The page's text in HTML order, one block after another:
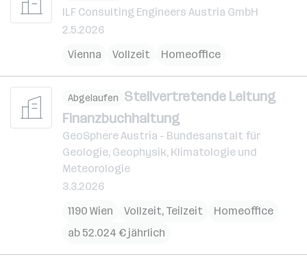
ILF Consulting Engineers Austria GmbH
2.5.2026
Vienna
Vollzeit Homeoffice
Abgelaufen Stellvertretende Leitung
Finanzbuchhaltung
GeoSphere Austria - Bundesanstalt für
Geologie, Geophysik, Klimatologie und
Meteorologie
3.3.2026
1190 Wien
Vollzeit, Teilzeit
Homeoffice
ab 52.024 € jährlich